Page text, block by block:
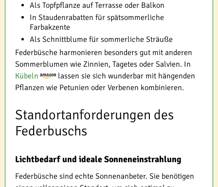
Als Topfpflanze auf Terrasse oder Balkon
In Staudenrabatten für spätsommerliche
Farbakzente
Als Schnittblume für sommerliche Sträuße
Federbüsche harmonieren besonders gut mit anderen
Sommerblumen wie Zinnien, Tagetes oder Salvien. In
Kübeln
lassen sie sich wunderbar mit hängenden
Pflanzen wie Petunien oder Verbenen kombinieren.
Standortanforderungen des
Federbuschs
Lichtbedarf und ideale Sonneneinstrahlung
Federbüsche sind echte Sonnenanbeter. Sie benötigen